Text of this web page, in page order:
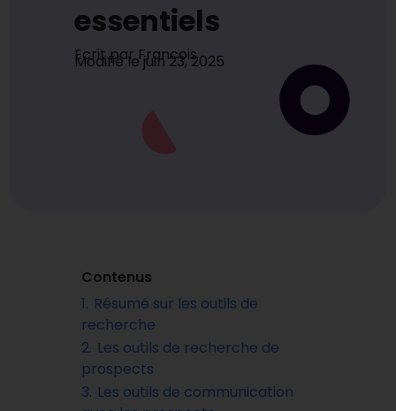
essentiels
Ecrit parFrancois
Modifié le juin 23, 2025
Contenus
1. Résumé sur les outils de
recherche
2. Les outils de recherche de
prospects
3. Les outils de communication